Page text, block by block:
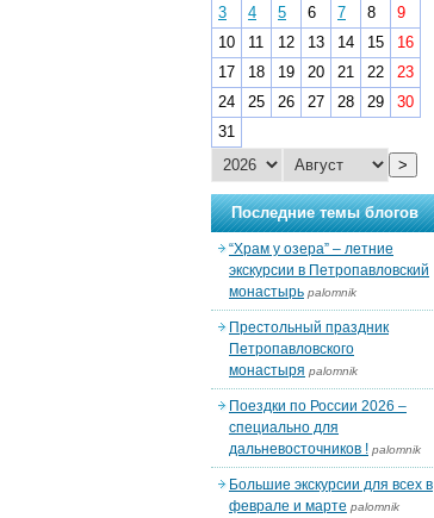
3
4 5 6 7 8
9
10
11 12 13 14 15
16
17
18 19 20 21 22
23
24
25 26 27 28 29
30
31
>
Последние темы блогов
“Храм у озера” – летние
экскурсии в Петропавловский
монастырь palomnik
Престольный праздник
Петропавловского
монастыря palomnik
Поездки по России 2026 –
специально для
дальневосточников ! palomnik
Большие экскурсии для всех в
феврале и марте palomnik